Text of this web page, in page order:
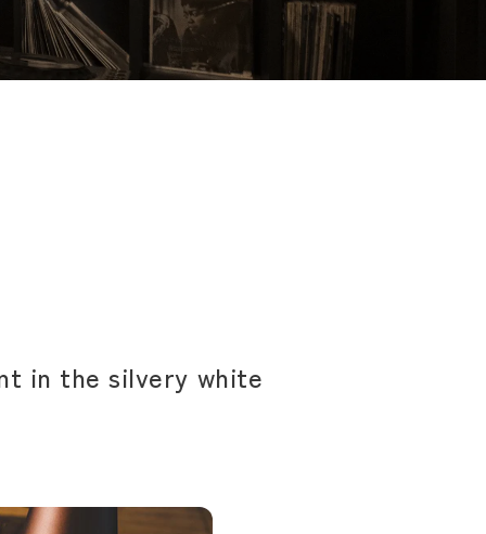
in the silvery white